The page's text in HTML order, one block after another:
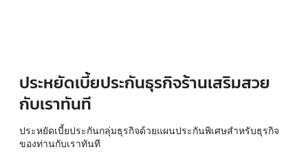
ประหยัดเบี้ยประกันธุรกิจร้านเสริมสวย
กับเราทันที
ประหยัดเบี้ยประกันกลุ่มธุรกิจด้วยแผนประกันพิเศษสำหรับธุรกิจ
ของท่านกับเราทันที